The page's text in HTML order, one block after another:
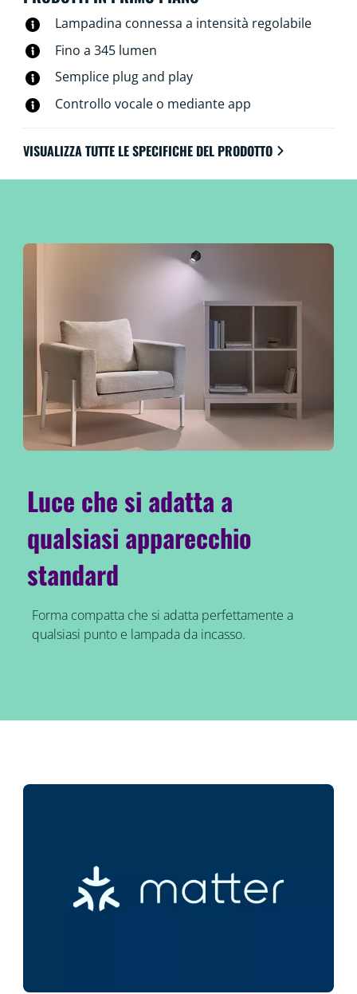
WiZ o l'app WiZ, indipendentemente dal fatto che tu
sia a casa o fuori casa. I faretti WiZ GU10 si connettono
tramite la rete Wi-Fi esistente. Non sono necessari
hardware, reti o configurazioni aggiuntive.
Lampadina connessa a intensità regolabile
Fino a 345 lumen
Semplice plug and play
Controllo vocale o mediante app
VISUALIZZA TUTTE LE SPECIFICHE DEL PRODOTTO
Luce che si adatta a
qualsiasi apparecchio
standard
Forma compatta che si adatta perfettamente a
qualsiasi punto e lampada da incasso.